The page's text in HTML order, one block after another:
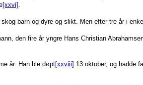
[xxvi]
barn og dyre og slikt. Men efter tre år i
den fire år yngre Hans Christian
år. Han ble døpt[xxviii] 13 oktober, og hadde